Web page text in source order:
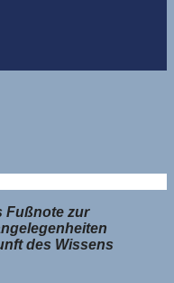
Fußnote zur
des Wissens